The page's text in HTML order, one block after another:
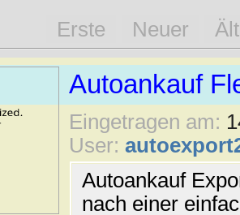
Erste Neuer
Autoankauf
Eingetragen am:
User:
Autoankauf
nach einer